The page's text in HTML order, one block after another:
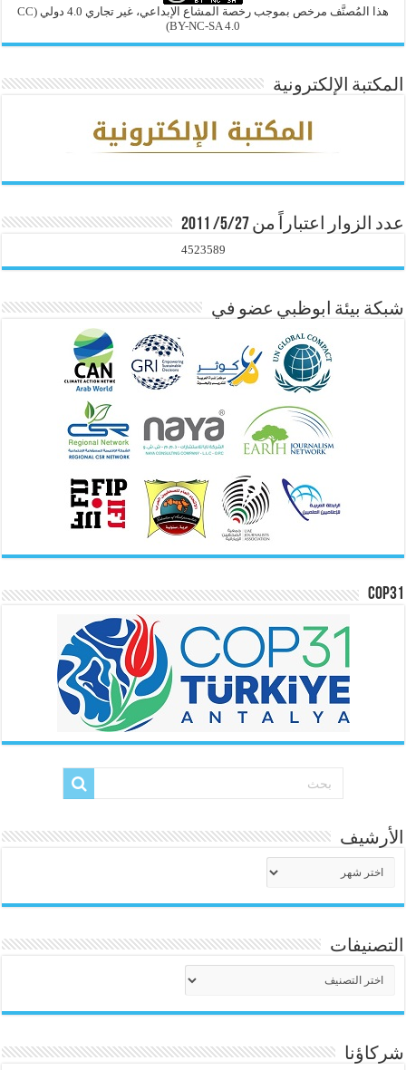
هذا المُصنَّف مرخص بموجب رخصة المشاع الإبداعي، غير تجاري 4.0 دولي
(CC
BY-NC-SA 4.0)
المكتبة الإلكترونية
عدد الزوار اعتباراً من 5/27/ 2011
4523589
شبكة بيئة ابوظبي عضو في
COP31
الأرشيف
التصنيفات
شركاؤنا